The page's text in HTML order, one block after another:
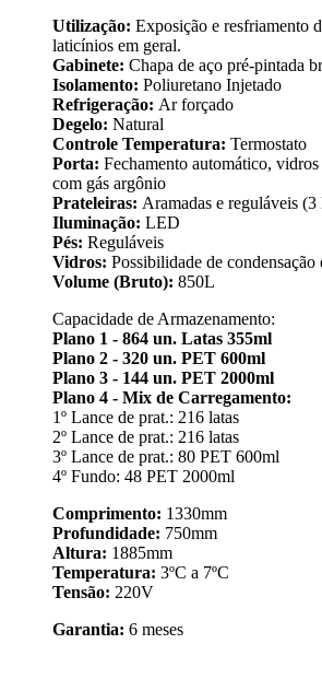
Utilização: Exposição e resfriamento
laticínios em geral.
Gabinete: Chapa de aço pré-pintada
Isolamento: Poliuretano Injetado
Refrigeração: Ar forçado
Degelo: Natural
Controle Temperatura: Termostato
Porta: Fechamento automático,
com gás argônio
Prateleiras: Aramadas e reguláveis (3
Iluminação: LED
Pés: Reguláveis
Vidros: Possibilidade de
Volume (Bruto): 850L
Capacidade de Armazenamento:
Plano 1 - 864 un. Latas 355ml
Plano 2 - 320 un. PET 600ml
Plano 3 - 144 un. PET 2000ml
Plano 4 - Mix de Carregamento:
1º Lance de prat.: 216 latas
2º Lance de prat.: 216 latas
3º Lance de prat.: 80 PET 600ml
4º Fundo: 48 PET 2000ml
Comprimento: 1330mm
Profundidade: 750mm
Altura: 1885mm
Temperatura: 3ºC a 7ºC
Tensão: 220V
Garantia: 6 meses